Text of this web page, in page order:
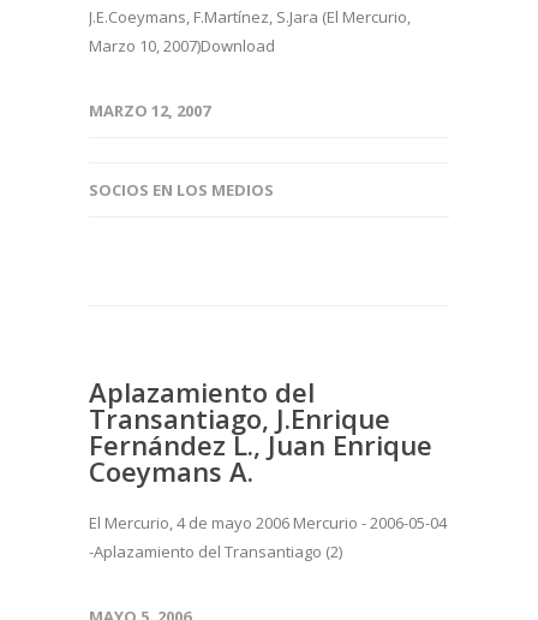
J.E.Coeymans, F.Martínez, S.Jara (El Mercurio,
Marzo 10, 2007)Download
MARZO 12, 2007
SOCIOS EN LOS MEDIOS
Aplazamiento del
Transantiago, J.Enrique
Fernández L., Juan Enrique
Coeymans A.
El Mercurio, 4 de mayo 2006 Mercurio - 2006-05-04
-Aplazamiento del Transantiago (2)